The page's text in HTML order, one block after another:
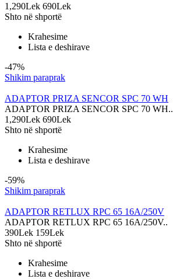
1,290Lek 690Lek
Shto në shportë
Krahesime
Lista e deshirave
-47%
Shikim paraprak
ADAPTOR PRIZA SENCOR SPC 70 WH
ADAPTOR PRIZA SENCOR SPC 70 WH..
1,290Lek 690Lek
Shto në shportë
Krahesime
Lista e deshirave
-59%
Shikim paraprak
ADAPTOR RETLUX RPC 65 16A/250V
ADAPTOR RETLUX RPC 65 16A/250V..
390Lek 159Lek
Shto në shportë
Krahesime
Lista e deshirave